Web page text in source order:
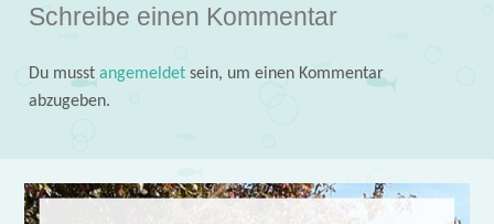
Schreibe einen Kommentar
Du musst angemeldetsein, um einen Kommentar
abzugeben.